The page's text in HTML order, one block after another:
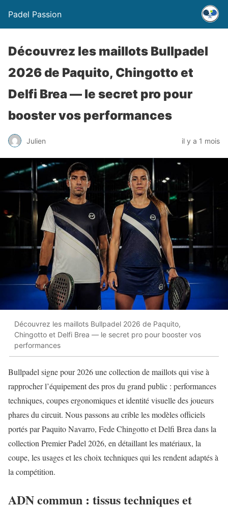
Padel Passion
Découvrez les maillots Bullpadel
2026 de Paquito, Chingotto et
Delfi Brea — le secret pro pour
booster vos performances
Julien il y a 1 mois
Découvrez les maillots Bullpadel 2026 de Paquito,
Chingotto et Delfi Brea — le secret pro pour booster vos
performances
Bullpadel signe pour 2026 une collection de maillots qui vise à
rapprocher l’équipement des pros du grand public : performances
techniques, coupes ergonomiques et identité visuelle des joueurs
phares du circuit. Nous passons au crible les modèles officiels
portés par Paquito Navarro, Fede Chingotto et Delfi Brea dans la
collection Premier Padel 2026, en détaillant les matériaux, la
coupe, les usages et les choix techniques qui les rendent adaptés à
la compétition.
ADN commun : tissus techniques et